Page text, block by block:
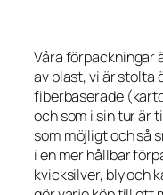
Våra förpackningar
av plast, vi är stolta
fiberbaserade
och som i sin tur är
som möjligt och så
i en mer hållbar
kvicksilver, bly och